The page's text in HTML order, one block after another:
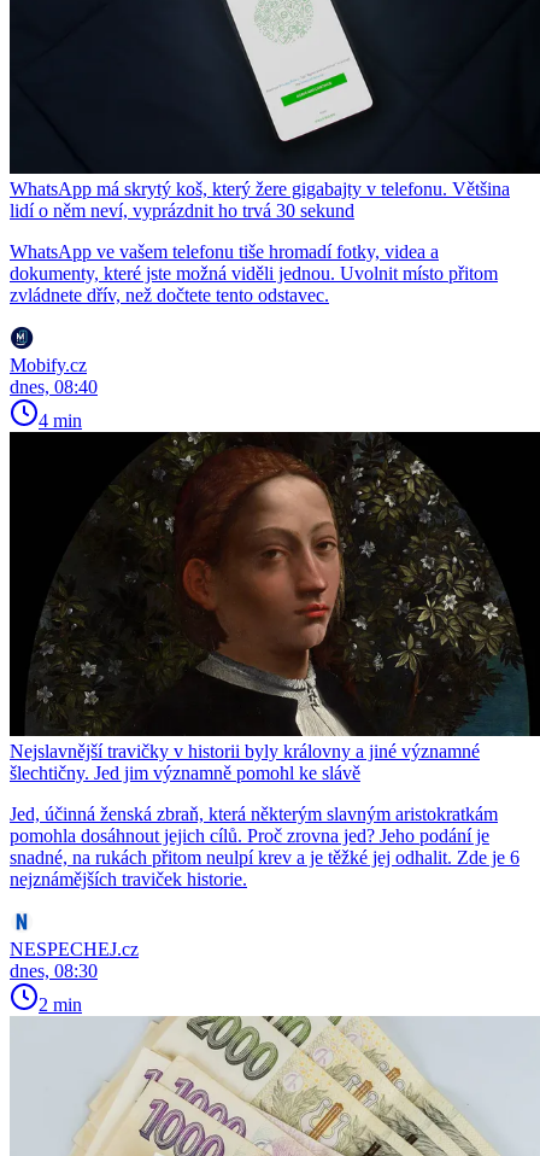
WhatsApp má skrytý koš, který žere gigabajty v telefonu. Většina
lidí o něm neví, vyprázdnit ho trvá 30 sekund
WhatsApp ve vašem telefonu tiše hromadí fotky, videa a
dokumenty, které jste možná viděli jednou. Uvolnit místo přitom
zvládnete dřív, než dočtete tento odstavec.
Mobify.cz
dnes, 08:40
4 min
Nejslavnější travičky v historii byly královny a jiné významné
šlechtičny. Jed jim významně pomohl ke slávě
Jed, účinná ženská zbraň, která některým slavným aristokratkám
pomohla dosáhnout jejich cílů. Proč zrovna jed? Jeho podání je
snadné, na rukách přitom neulpí krev a je těžké jej odhalit. Zde je 6
nejznámějších traviček historie.
NESPECHEJ.cz
dnes, 08:30
2 min